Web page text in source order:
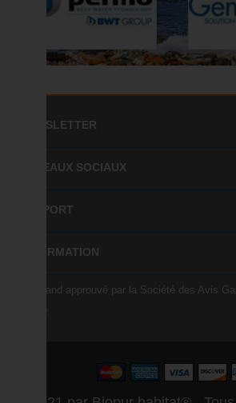
NEWSLETTER
RÉSEAUX SOCIAUX
SUPPORT
INFORMATION
Marchand approuvé par la Société des Avis
.